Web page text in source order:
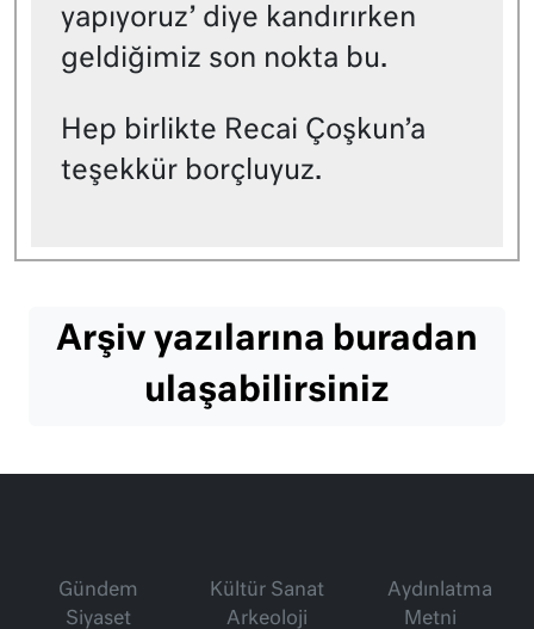
yapıyoruz’ diye kandırırken
geldiğimiz son nokta bu.
Hep birlikte Recai Çoşkun’a
teşekkür borçluyuz.
Arşiv yazılarına buradan
ulaşabilirsiniz
Gündem
Siyaset
Kültür Sanat
Arkeoloji
Aydınlatma
Metni